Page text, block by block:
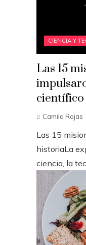
CIENCIA Y
Las 15
científico
Camila Rojas
Las 15
historiaLa
ciencia, la